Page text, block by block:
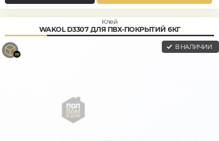
Клей
WAKOL D3307 ДЛЯ ПВХ-ПОКРЫТИЙ 6КГ
В НАЛИЧИИ